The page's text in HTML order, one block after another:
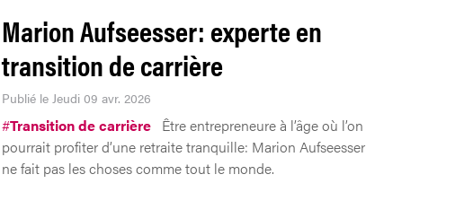
Marion Aufseesser: experte en
transition de carrière
Publié le Jeudi 09 avr. 2026
#Transition de carrière Être entrepreneure à l’âge où l’on
pourrait profiter d’une retraite tranquille: Marion Aufseesser
ne fait pas les choses comme tout le monde.